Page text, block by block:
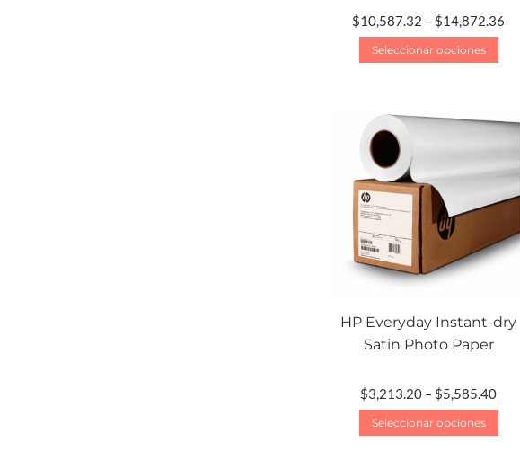
$10,587.32 – $14,872.36
Seleccionar opciones
HP Everyday Instant-dry
Satin Photo Paper
$3,213.20 – $5,585.40
Seleccionar opciones